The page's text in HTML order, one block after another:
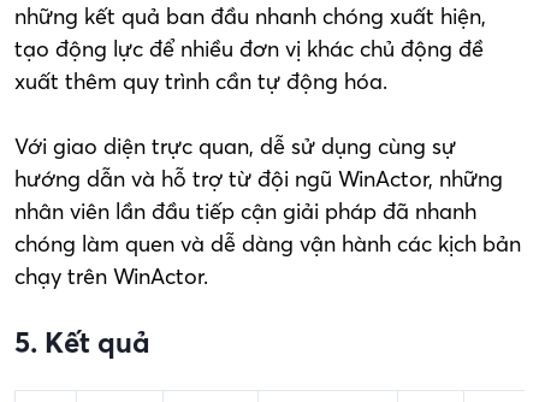
những kết quả ban đầu nhanh chóng xuất hiện,
tạo động lực để nhiều đơn vị khác chủ động đề
xuất thêm quy trình cần tự động hóa.
Với giao diện trực quan, dễ sử dụng cùng sự
hướng dẫn và hỗ trợ từ đội ngũ WinActor, những
nhân viên lần đầu tiếp cận giải pháp đã nhanh
chóng làm quen và dễ dàng vận hành các kịch bản
chạy trên WinActor.
5. Kết quả